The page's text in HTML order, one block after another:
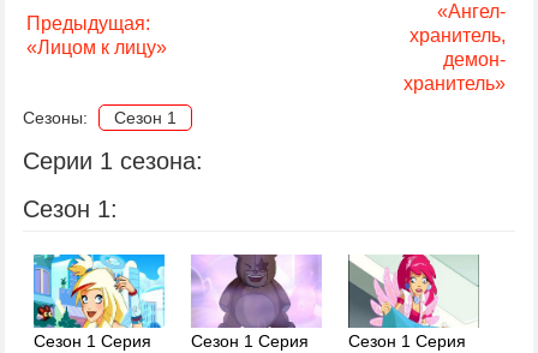
Предыдущая:
«Лицом к лицу»
«Ангел-
хранитель,
демон-
хранитель»
Сезоны: Сезон 1
Серии 1 сезона:
Сезон 1:
Сезон 1 Серия
Сезон 1 Серия
Сезон 1 Серия